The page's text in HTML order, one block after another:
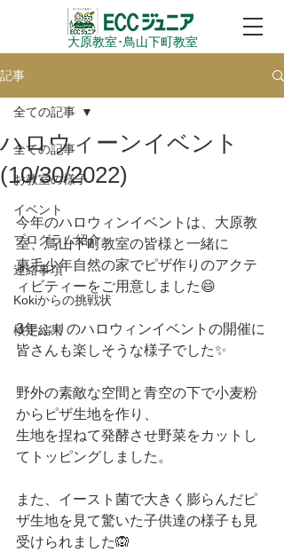
大原教室​･鳥山下町教室
記事
全ての記事
お教室の様子
イベント
プログラム紹介
連絡事項
Kokiからの挑戦状
検定結果
全ての記事
ハロウィーンイベント
(10/30/2022)
今年のハロウィンイベントは、大原教
室、鳥山下町教室の皆様と一緒に
東毛少年自然の家でピザ作りのアクテ
ィビティーをご用意しました😄
3年ぶりのハロウィンイベントの開催に
皆さんも楽しそうな様子でした✨
野外の素敵な空間と青空の下で小麦粉
からピザ生地を作り、
生地を捏ねて発酵させ野菜をカットし
てトッピングしました。
また、イースト菌で大きく膨らんだピ
ザ生地を見て驚いた子供達の様子も見
受けられました🙉